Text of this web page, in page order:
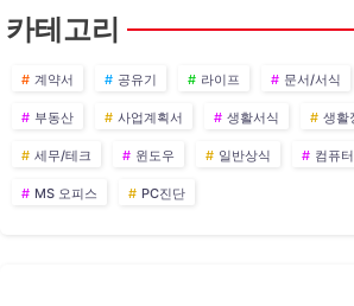
카테고리
계약서 공유기 라이프 문서/서식
부동산 사업계획서 생활서식 생활
세무/테크 윈도우 일반상식 컴퓨터
MS 오피스 PC진단